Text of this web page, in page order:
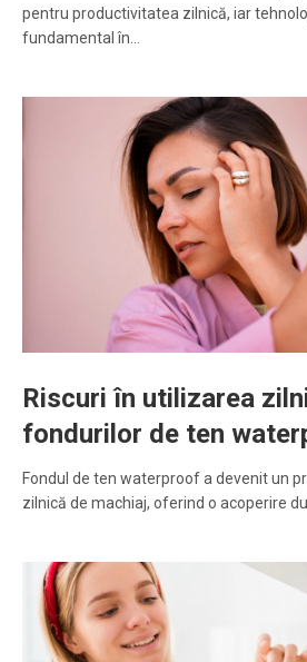
pentru productivitatea zilnică, iar
fundamental în…
Riscuri în utilizarea
fondurilor de ten
Fondul de ten waterproof a devenit un
zilnică de machiaj, oferind o acoperire